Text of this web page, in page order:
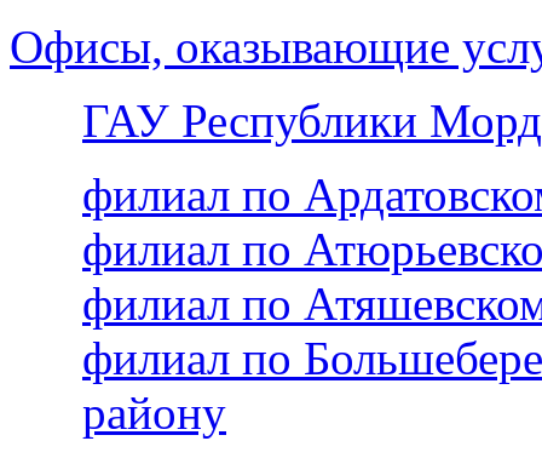
Офисы, оказывающие
ГАУ Республики
филиал по
филиал по
филиал по
филиал по
району